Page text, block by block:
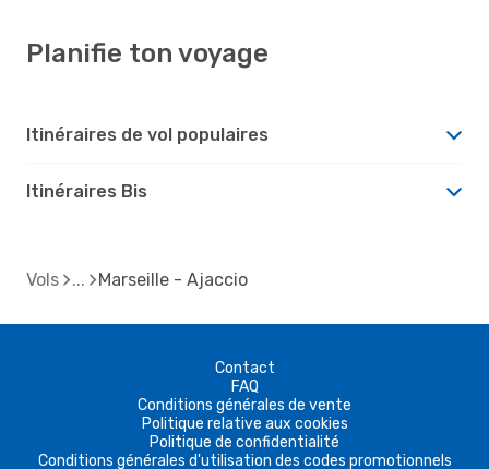
Planifie ton voyage
Itinéraires de vol populaires
Itinéraires Bis
Vols Marseille - Ajaccio
Contact
FAQ
Conditions générales de vente
Politique relative aux cookies
Politique de confidentialité
Conditions générales d'utilisation des codes promotionnels